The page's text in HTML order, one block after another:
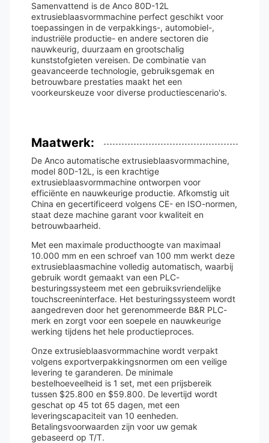
Samenvattend is de Anco 80D-12L
extrusieblaasvormmachine perfect geschikt voor
toepassingen in de verpakkings-, automobiel-,
industriële productie- en andere sectoren die
nauwkeurig, duurzaam en grootschalig
kunststofgieten vereisen. De combinatie van
geavanceerde technologie, gebruiksgemak en
betrouwbare prestaties maakt het een
voorkeurskeuze voor diverse productiescenario's.
Maatwerk:
De Anco automatische extrusieblaasvormmachine,
model 80D-12L, is een krachtige
extrusieblaasvormmachine ontworpen voor
efficiënte en nauwkeurige productie. Afkomstig uit
China en gecertificeerd volgens CE- en ISO-normen,
staat deze machine garant voor kwaliteit en
betrouwbaarheid.
Met een maximale producthoogte van maximaal
10.000 mm en een schroef van 100 mm werkt deze
extrusieblaasmachine volledig automatisch, waarbij
gebruik wordt gemaakt van een PLC-
besturingssysteem met een gebruiksvriendelijke
touchscreeninterface. Het besturingssysteem wordt
aangedreven door het gerenommeerde B&R PLC-
merk en zorgt voor een soepele en nauwkeurige
werking tijdens het hele productieproces.
Onze extrusieblaasvormmachine wordt verpakt
volgens exportverpakkingsnormen om een ​​veilige
levering te garanderen. De minimale
bestelhoeveelheid is 1 set, met een prijsbereik
tussen $25.800 en $59.800. De levertijd wordt
geschat op 45 tot 65 dagen, met een
leveringscapaciteit van 10 eenheden.
Betalingsvoorwaarden zijn voor uw gemak
gebaseerd op T/T.